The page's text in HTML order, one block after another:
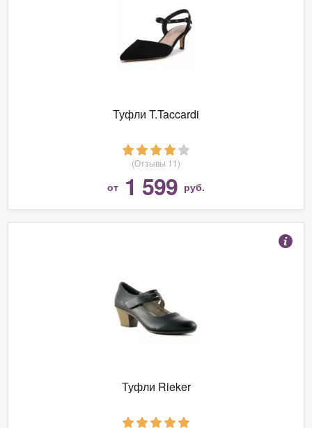
Туфли T.Taccardi
(Отзывы 11)
от 1 599 руб.
Туфли Rieker